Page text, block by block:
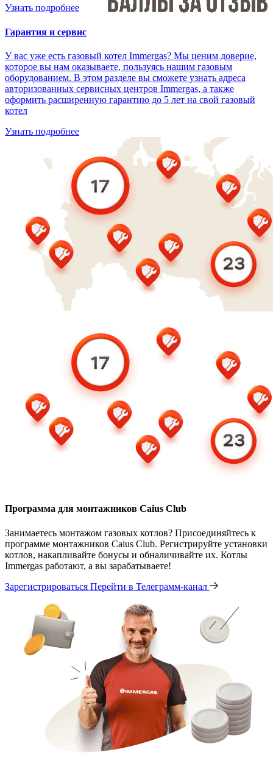
Узнать подробнее
Гарантия и сервис
У вас уже есть газовый котел Immergas? Мы ценим доверие,
которое вы нам оказываете, пользуясь нашим газовым
оборудованием. В этом разделе вы сможете узнать адреса
авторизованных сервисных центров Immergas, а также
оформить расширенную гарантию до 5 лет на свой газовый
котел
Узнать подробнее
Программа для монтажников Caius Club
Занимаетесь монтажом газовых котлов? Присоединяйтесь к
программе монтажников Caius Club. Регистрируйте установки
котлов, накапливайте бонусы и обналичивайте их. Котлы
Immergas работают, а вы зарабатываете!
Зарегистрироваться Перейти в Телеграмм-канал